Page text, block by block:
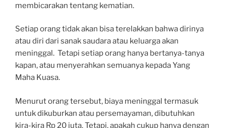
membicarakan tentang kematian.
Setiap orang tidak akan bisa terelakkan bahwa dirinya
atau diri dari sanak saudara atau keluarga akan
meninggal. Tetapi setiap orang hanya bertanya-tanya
kapan, atau menyerahkan semuanya kepada Yang
Maha Kuasa.
Menurut orang tersebut, biaya meninggal termasuk
untuk dikuburkan atau persemayaman, dibutuhkan
kira-kira Rp 20 juta. Tetapi, apakah cukup hanya dengan